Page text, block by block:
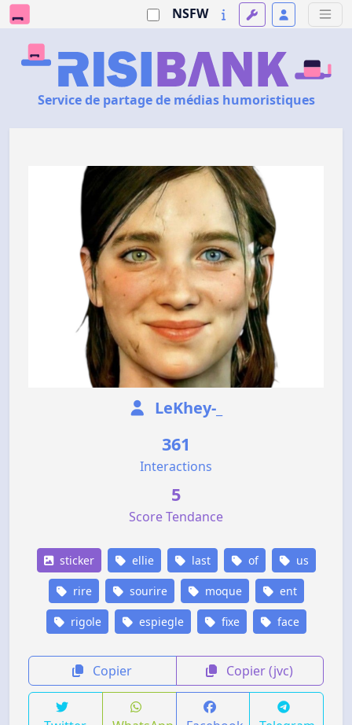
NSFW
Service de partage de médias humoristiques
LeKhey-_
361
Interactions
5
Score Tendance
sticker ellie last of us
rire sourire moque ent
rigole espiegle fixe face
Copier Copier (jvc)